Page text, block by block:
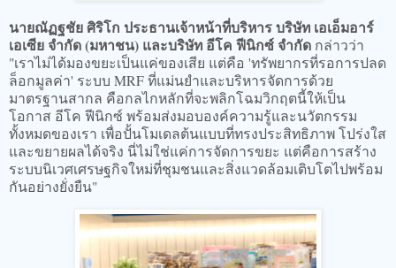
นายณัฏฐชัย ศิริโก ประธานเจ้าหน้าที่บริหาร บริษัท เอเอ็มอาร์
เอเซีย จำกัด (มหาชน) และบริษัท อีโค ฟีนิกซ์ จำกัด กล่าวว่า
"เราไม่ได้มองขยะเป็นแค่ของเสีย แต่คือ 'ทรัพยากรที่รอการปลด
ล็อกมูลค่า' ระบบ MRF ที่แม่นยำและบริหารจัดการด้วย
มาตรฐานสากล คือกลไกหลักที่จะพลิกโฉมวิกฤตนี้ให้เป็น
โอกาส อีโค ฟีนิกซ์ พร้อมส่งมอบองค์ความรู้และนวัตกรรม
ทั้งหมดของเรา เพื่อปั้นโมเดลต้นแบบที่ทรงประสิทธิภาพ โปร่งใส
และขยายผลได้จริง นี่ไม่ใช่แค่การจัดการขยะ แต่คือการสร้าง
ระบบนิเวศเศรษฐกิจใหม่ที่ชุมชนและสิ่งแวดล้อมเติบโตไปพร้อม
กันอย่างยั่งยืน"